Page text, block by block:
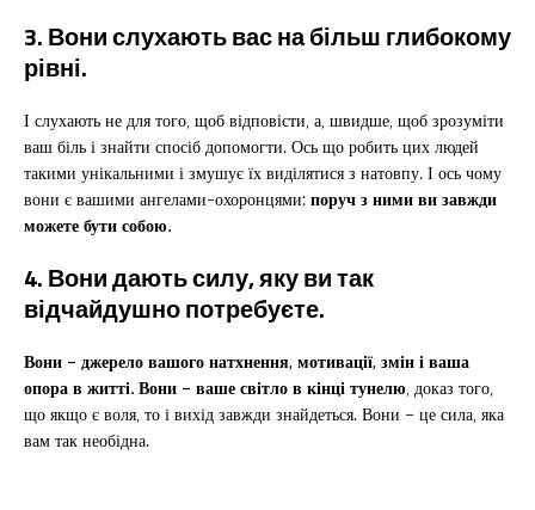
3. Вони слухають вас на більш глибокому
рівні.
І слухають не для того, щоб відповісти, а, швидше, щоб зрозуміти
ваш біль і знайти спосіб допомогти. Ось що робить цих людей
такими унікальними і змушує їх виділятися з натовпу. І ось чому
вони є вашими ангелами-охоронцями:поруч з ними ви завжди
можете бути собою.
4. Вони дають силу, яку ви так
відчайдушно потребуєте.
Вони – джерело вашого натхнення, мотивації, змін і ваша
опора в житті. Вони – ваше світло в кінці тунелю, доказ того,
що якщо є воля, то і вихід завжди знайдеться. Вони – це сила, яка
вам так необідна.